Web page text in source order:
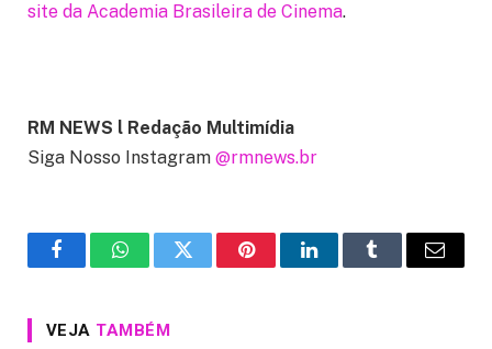
site da Academia Brasileira de Cinema.
RM NEWS l Redação Multimídia
Siga Nosso Instagram @rmnews.br
FacebookWhatsAppTwitter PinterestLinkedInTumblr Email
VEJA TAMBÉM